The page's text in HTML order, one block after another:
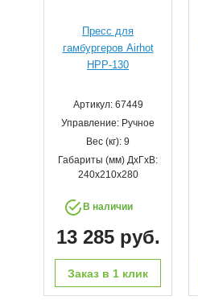
Пресс для
гамбургеров Airhot
HPP-130
Артикул: 67449
Управление: Ручное
Вес (кг): 9
Габариты (мм) ДхГхВ:
240х210х280
В наличии
13 285 руб.
Заказ в 1 клик